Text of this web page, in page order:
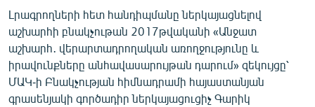
ԲԱՆԱՎԵՃ
ՁԳՏԵԼՈՎ ԼԱՎԱԳՈՒՅՆԻՆ
ՓՈԴՔԱՍԹ
Հայերեն
Լրագրողների հետ հանդիպմանը ներկայացնելով
աշխարհի բնակչութան 2017թվականի «Անջատ
աշխարհ․ վերարտադրողական առողջությունը և
իրավունքները անհավասարույթան դարում» զեկույցը՝
ՄԱԿ-ի Բնակչության հիմնադրամի հայաստանյան
գրասենյակի գործադիր ներկայացուցիչ Գարիկ